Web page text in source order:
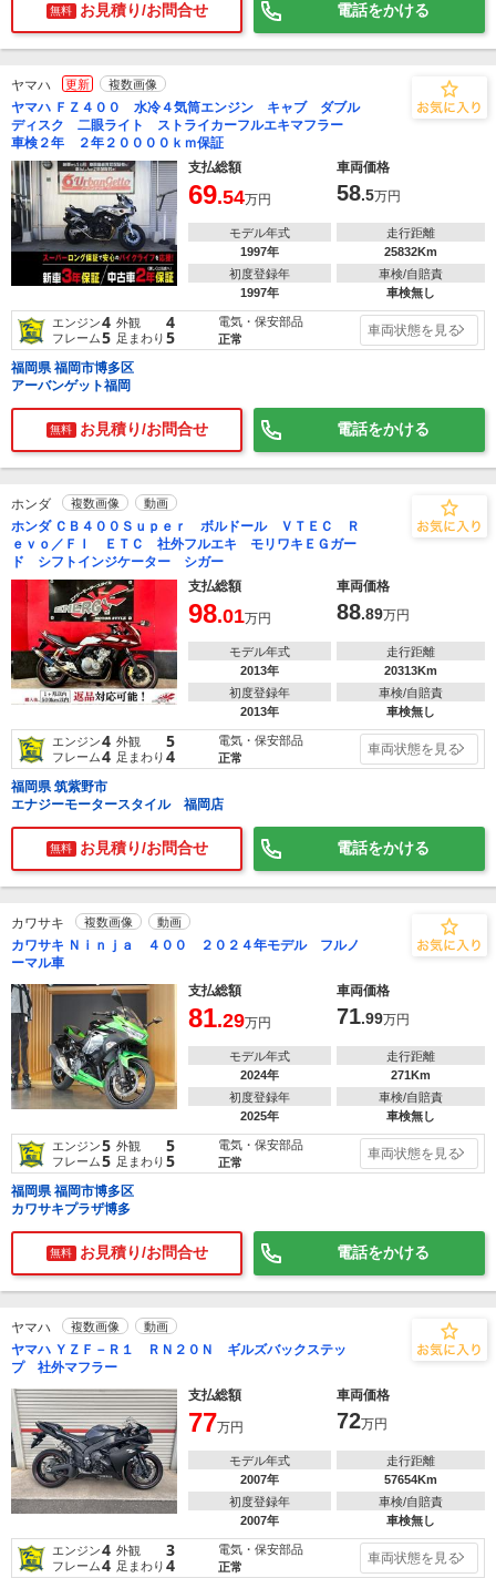
無料 お見積り/お問合せ 電話をかける
ヤマハ 更新 複数画像
ヤマハ ＦＺ４００ 水冷４気筒エンジン キャブ ダブル
ディスク 二眼ライト ストライカーフルエキマフラー
車検２年 ２年２００００ｋｍ保証
支払総額
車両価格
69.54万円 58.5万円
モデル年式
1997年
走行距離
25832Km
初度登録年
1997年
車検/自賠責
車検無し
エンジン4 外観 4
フレーム5 足まわり 5
電気・保安部品
正常
車両状態を見る
福岡県 福岡市博多区
アーバンゲット福岡
無料 お見積り/お問合せ 電話をかける
ホンダ 複数画像 動画
ホンダ ＣＢ４００Ｓｕｐｅｒ ボルドール ＶＴＥＣ Ｒ
ｅｖｏ／ＦＩ ＥＴＣ 社外フルエキ モリワキＥＧガー
ド シフトインジケーター シガー
支払総額
車両価格
98.01万円 88.89万円
モデル年式
2013年
走行距離
20313Km
初度登録年
2013年
車検/自賠責
車検無し
エンジン4 外観 5
フレーム4 足まわり 4
電気・保安部品
正常
車両状態を見る
福岡県 筑紫野市
エナジーモータースタイル 福岡店
無料 お見積り/お問合せ 電話をかける
カワサキ 複数画像 動画
カワサキ Ｎｉｎｊａ ４００ ２０２４年モデル フルノ
ーマル車
支払総額
車両価格
81.29万円 71.99万円
モデル年式
2024年
走行距離
271Km
初度登録年
2025年
車検/自賠責
車検無し
エンジン5 外観 5
フレーム5 足まわり 5
電気・保安部品
正常
車両状態を見る
福岡県 福岡市博多区
カワサキプラザ博多
無料 お見積り/お問合せ 電話をかける
ヤマハ 複数画像 動画
ヤマハ ＹＺＦ－Ｒ１ ＲＮ２０Ｎ ギルズバックステッ
プ 社外マフラー
支払総額
車両価格
77万円 72万円
モデル年式
2007年
走行距離
57654Km
初度登録年
2007年
車検/自賠責
車検無し
エンジン4 外観 3
フレーム4 足まわり 4
電気・保安部品
正常
車両状態を見る